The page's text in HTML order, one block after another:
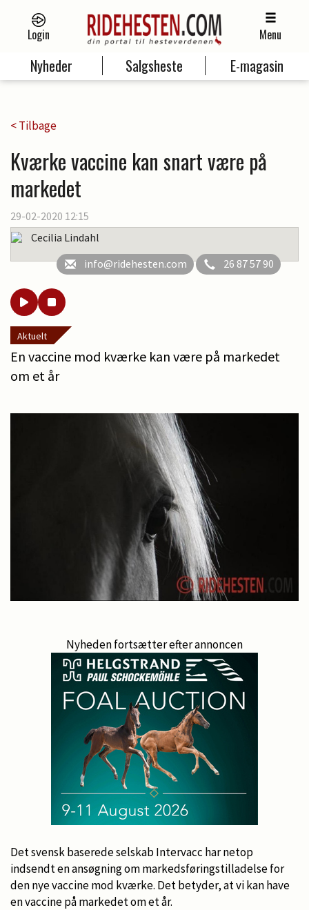
Login Menu
Nyheder Salgsheste E-magasin
< Tilbage
Kværke vaccine kan snart være på
markedet
29-02-2020 12:15
Cecilia Lindahl
info@ridehesten.com
26 87 57 90
Aktuelt
En vaccine mod kværke kan være på markedet
om et år
Nyheden fortsætter efter annoncen
Det svensk baserede selskab Intervacc har netop
indsendt en ansøgning om markedsføringstilladelse for
den nye vaccine mod kværke. Det betyder, at vi kan have
en vaccine på markedet om et år.